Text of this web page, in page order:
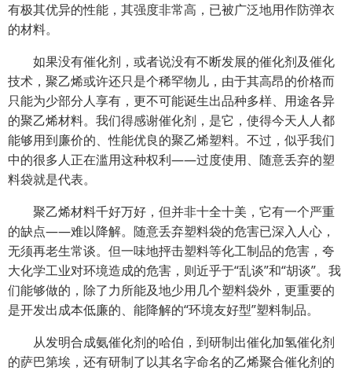
有极其优异的性能，其强度非常高，已被广泛地用作防弹衣
的材料。
如果没有催化剂，或者说没有不断发展的催化剂及催化
技术，聚乙烯或许还只是个稀罕物儿，由于其高昂的价格而
只能为少部分人享有，更不可能诞生出品种多样、用途各异
的聚乙烯材料。我们得感谢催化剂，是它，使得今天人人都
能够用到廉价的、性能优良的聚乙烯塑料。不过，似乎我们
中的很多人正在滥用这种权利——过度使用、随意丢弃的塑
料袋就是代表。
聚乙烯材料千好万好，但并非十全十美，它有一个严重
的缺点——难以降解。随意丢弃塑料袋的危害已深入人心，
无须再老生常谈。但一味地抨击塑料等化工制品的危害，夸
大化学工业对环境造成的危害，则近乎于“乱谈”和“胡谈”。我
们能够做的，除了力所能及地少用几个塑料袋外，更重要的
是开发出成本低廉的、能降解的“环境友好型”塑料制品。
从发明合成氨催化剂的哈伯，到研制出催化加氢催化剂
的萨巴第埃，还有研制了以其名字命名的乙烯聚合催化剂的